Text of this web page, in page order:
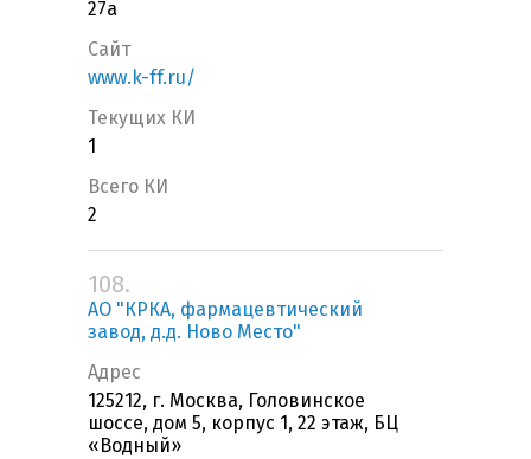
27а
Сайт
www.k-ff.ru/
Текущих КИ
1
Всего КИ
2
108.
АО "КРКА, фармацевтический
завод, д.д. Ново Место"
Адрес
125212, г. Москва, Головинское
шоссе, дом 5, корпус 1, 22 этаж, БЦ
«Водный»